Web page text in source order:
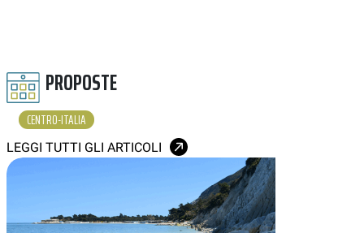
PROPOSTE
CENTRO-ITALIA
LEGGI TUTTI GLI ARTICOLI